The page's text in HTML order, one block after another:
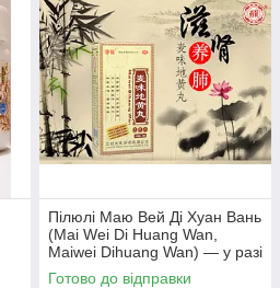
Пілюлі Маю Вей Ді Хуан Вань
(Mai Wei Di Huang Wan,
Maiwei Dihuang Wan) — у разі
захворювань легень
Готово до відправки